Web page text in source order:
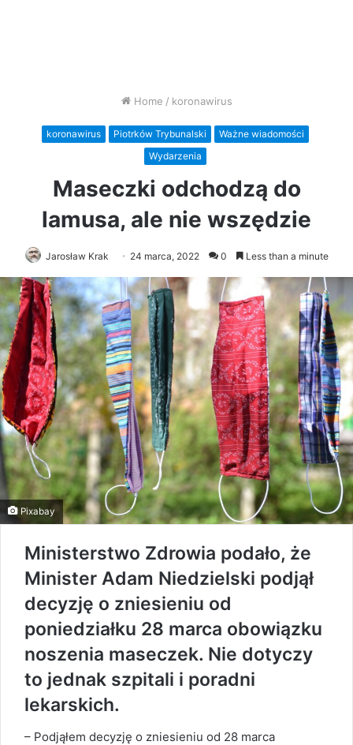
Home / koronawirus
koronawirus Piotrków Trybunalski
Ważne wiadomości
Wydarzenia
Maseczki odchodzą do
lamusa, ale nie wszędzie
Jarosław Krak 24 marca, 2022 0 Less than a minute
Pixabay
Ministerstwo Zdrowia podało, że
Minister Adam Niedzielski podjął
decyzję o zniesieniu od
poniedziałku 28 marca obowiązku
noszenia maseczek. Nie dotyczy
to jednak szpitali i poradni
lekarskich.
– Podjąłem decyzję o zniesieniu od 28 marca